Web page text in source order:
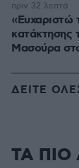
«Ευχαριστώ
κατάκτησης
Μασούρα
πριν 32 λεπτά
ΔΕΙΤΕ
ΤΑ